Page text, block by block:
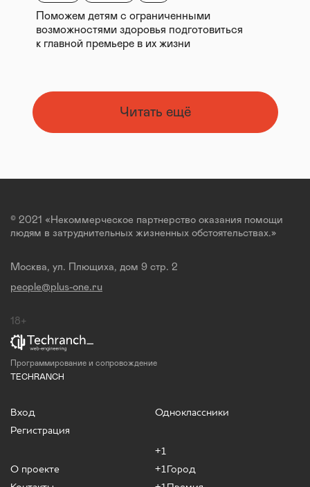
Поможем детям с ограниченными
возможностями здоровья подготовиться
к главной премьере в их жизни
Читать ещё
© 2021 «Некоммерческое партнерство оказания помощи
людям в затруднительных жизненных обстоятельствах.»
Москва, ул. Плющиха, дом 9 стр. 2
people@plus-one.ru
18+
Программирование и сопровождение
TECHRANCH
Вход
Регистрация
О проекте
Одноклассники
+1
+1Город